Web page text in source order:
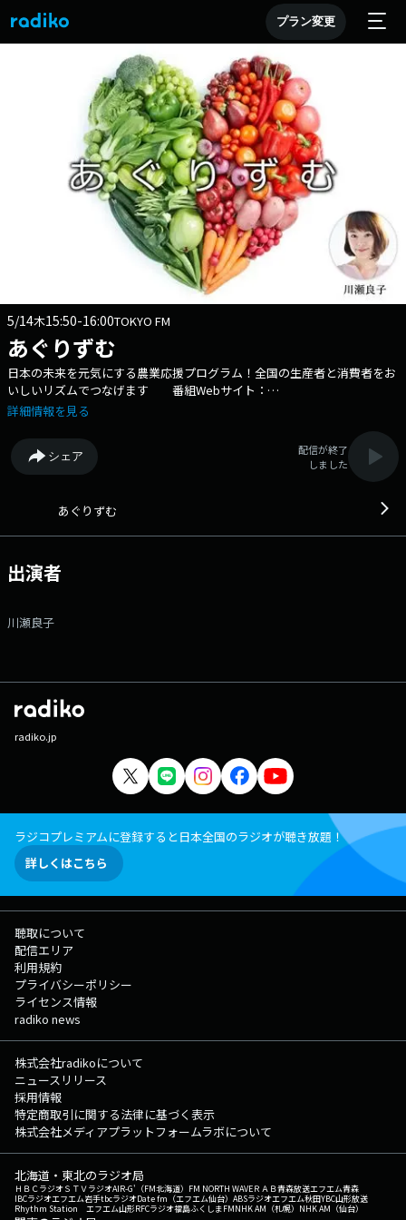
プラン変更
5/14木15:50-16:00TOKYO FM
あぐりずむ
日本の未来を元気にする農業応援プログラム！全国の生産者と消費者をお
いしいリズムでつなげます 番組Webサイト：
https://www.tfm.co.jp/agrizm/ メッセージフォーム：
ずむ」 Xアカウントは「@agri_tfm」
詳細情報を見る
シェア
配信が終了
しました
あぐりずむ
出演者
川瀬良子
radiko.jp
ラジコプレミアムに登録すると日本全国のラジオが聴き放題！
詳しくはこちら
聴取について
配信エリア
利用規約
プライバシーポリシー
ライセンス情報
radiko news
株式会社radikoについて
ニュースリリース
採用情報
特定商取引に関する法律に基づく表示
株式会社メディアプラットフォームラボについて
北海道・東北のラジオ局
ＨＢＣラジオＳＴＶラジオAIR-G'（FM北海道） FM NORTH WAVEＲＡＢ青森放送エフエム青森
IBCラジオエフエム岩手tbcラジオDate fm（エフエム仙台） ABSラジオエフエム秋田YBC山形放送
Rhythm Station エフエム山形RFCラジオ福島ふくしまFMNHK AM（札幌） NHK AM（仙台）